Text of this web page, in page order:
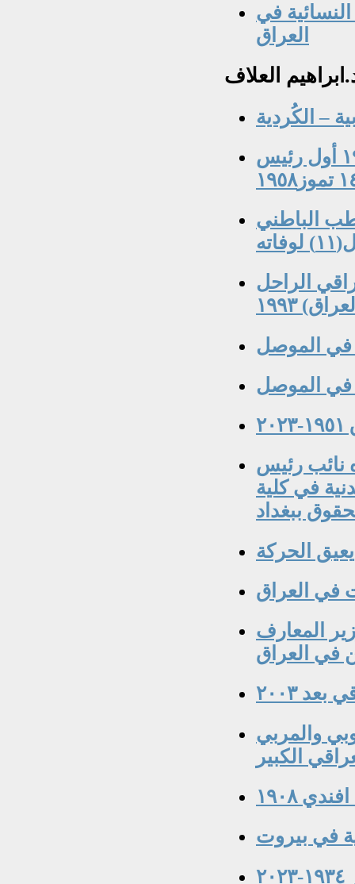
في
العراق
العلاف
الأستاذ الدكتور عبد الجبار عبد الله ١٩١٣-١٩٦٩ أول رئيس
الباطني
العراقي الراحل
١٩٩٣
في الموصل
في الموصل
نائب رئيس
في كلية
ببغداد
يعيق الحركة
الحسين الجلبي ١٨٨٠-١٩٣٩ وزير المعارف
في العراق
٢٠٠٣
العروبي والمربي
الكبير
١٩٠٨